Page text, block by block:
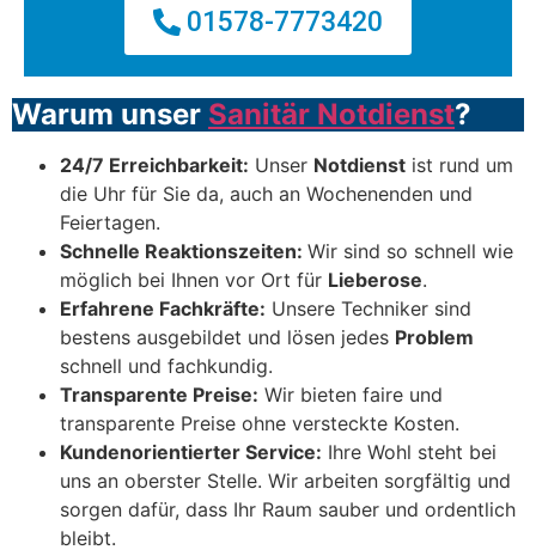
01578-7773420
Warum unser Sanitär Notdienst?
24/7 Erreichbarkeit: Unser Notdienst ist rund um
die Uhr für Sie da, auch an Wochenenden und
Feiertagen.
Schnelle Reaktionszeiten: Wir sind so schnell wie
möglich bei Ihnen vor Ort für Lieberose.
Erfahrene Fachkräfte: Unsere Techniker sind
bestens ausgebildet und lösen jedes Problem
schnell und fachkundig.
Transparente Preise: Wir bieten faire und
transparente Preise ohne versteckte Kosten.
Kundenorientierter Service: Ihre Wohl steht bei
uns an oberster Stelle. Wir arbeiten sorgfältig und
sorgen dafür, dass Ihr Raum sauber und ordentlich
bleibt.